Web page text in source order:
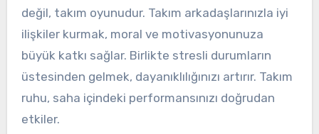
değil, takım oyunudur. Takım arkadaşlarınızla iyi
ilişkiler kurmak, moral ve motivasyonunuza
büyük katkı sağlar. Birlikte stresli durumların
üstesinden gelmek, dayanıklılığınızı artırır. Takım
ruhu, saha içindeki performansınızı doğrudan
etkiler.